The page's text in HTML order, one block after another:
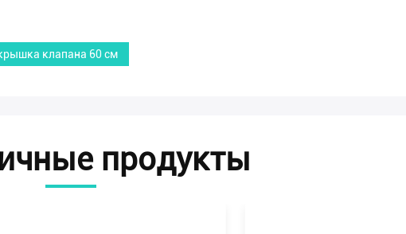
клапана 60 см
продукты